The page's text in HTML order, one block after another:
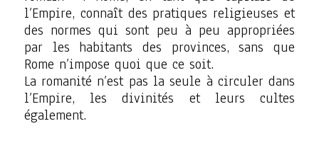
l’Empire, connaît des pratiques religieuses et
des normes qui sont peu à peu appropriées
par les habitants des provinces, sans que
Rome n’impose quoi que ce soit.
La romanité n’est pas la seule à circuler dans
l’Empire, les divinités et leurs cultes
également.